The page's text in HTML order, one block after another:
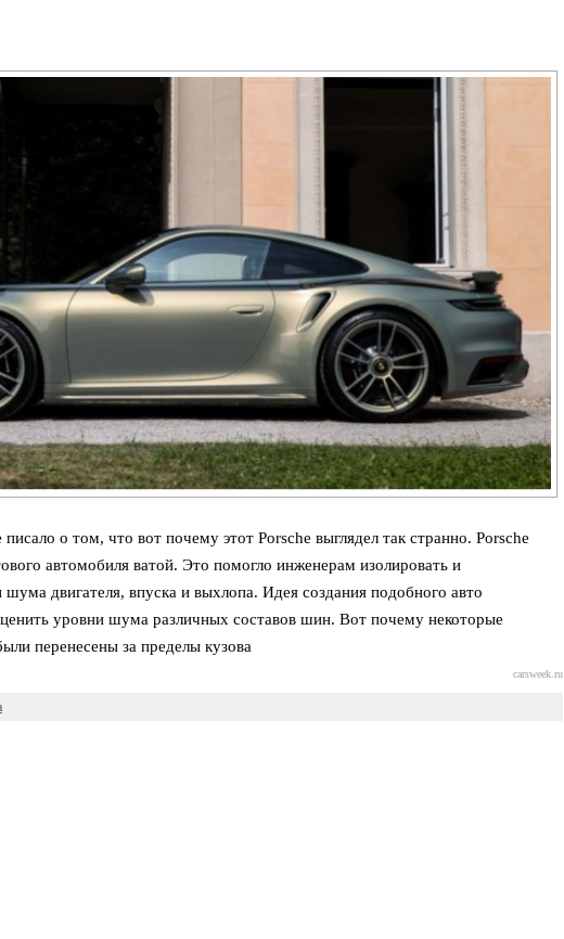
о том, что вот почему этот Porsche выглядел так странно. Porsche
автомобиля ватой. Это помогло инженерам изолировать и
двигателя, впуска и выхлопа. Идея создания подобного авто
уровни шума различных составов шин. Вот почему некоторые
перенесены за пределы кузова
carsweek.ru